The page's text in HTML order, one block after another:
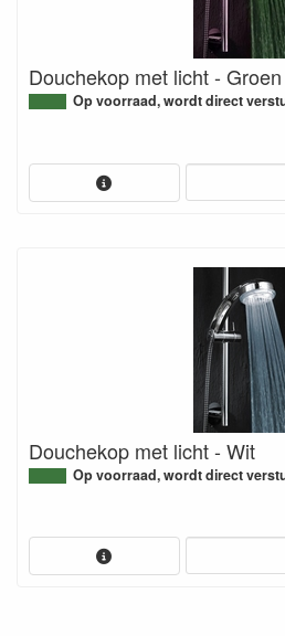
Douchekop met licht - Groen
Op voorraad, wordt direct
Douchekop met licht - Wit
Op voorraad, wordt direct